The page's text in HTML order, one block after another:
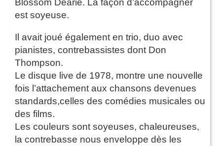
Blossom Dearie. La façon d’accompagner
est soyeuse.
Il avait joué également en trio, duo avec
pianistes, contrebassistes dont Don
Thompson.
Le disque live de 1978, montre une nouvelle
fois l’attachement aux chansons devenues
standards,celles des comédies musicales ou
des films.
Les couleurs sont soyeuses, chaleureuses,
la contrebasse nous enveloppe dès les